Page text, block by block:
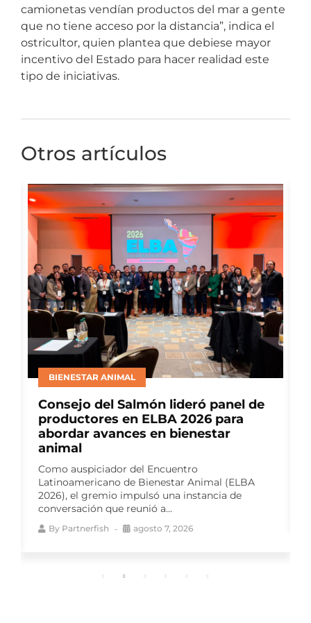
camionetas vendían productos del mar a gente
que no tiene acceso por la distancia”, indica el
ostricultor, quien plantea que debiese mayor
incentivo del Estado para hacer realidad este
tipo de iniciativas.
Otros artículos
BIENESTAR ANIMAL
Consejo del Salmón lideró panel de
productores en ELBA 2026 para
abordar avances en bienestar
animal
Como auspiciador del Encuentro
Latinoamericano de Bienestar Animal (ELBA
2026), el gremio impulsó una instancia de
conversación que reunió a...
By Partnerfish agosto 7, 2026